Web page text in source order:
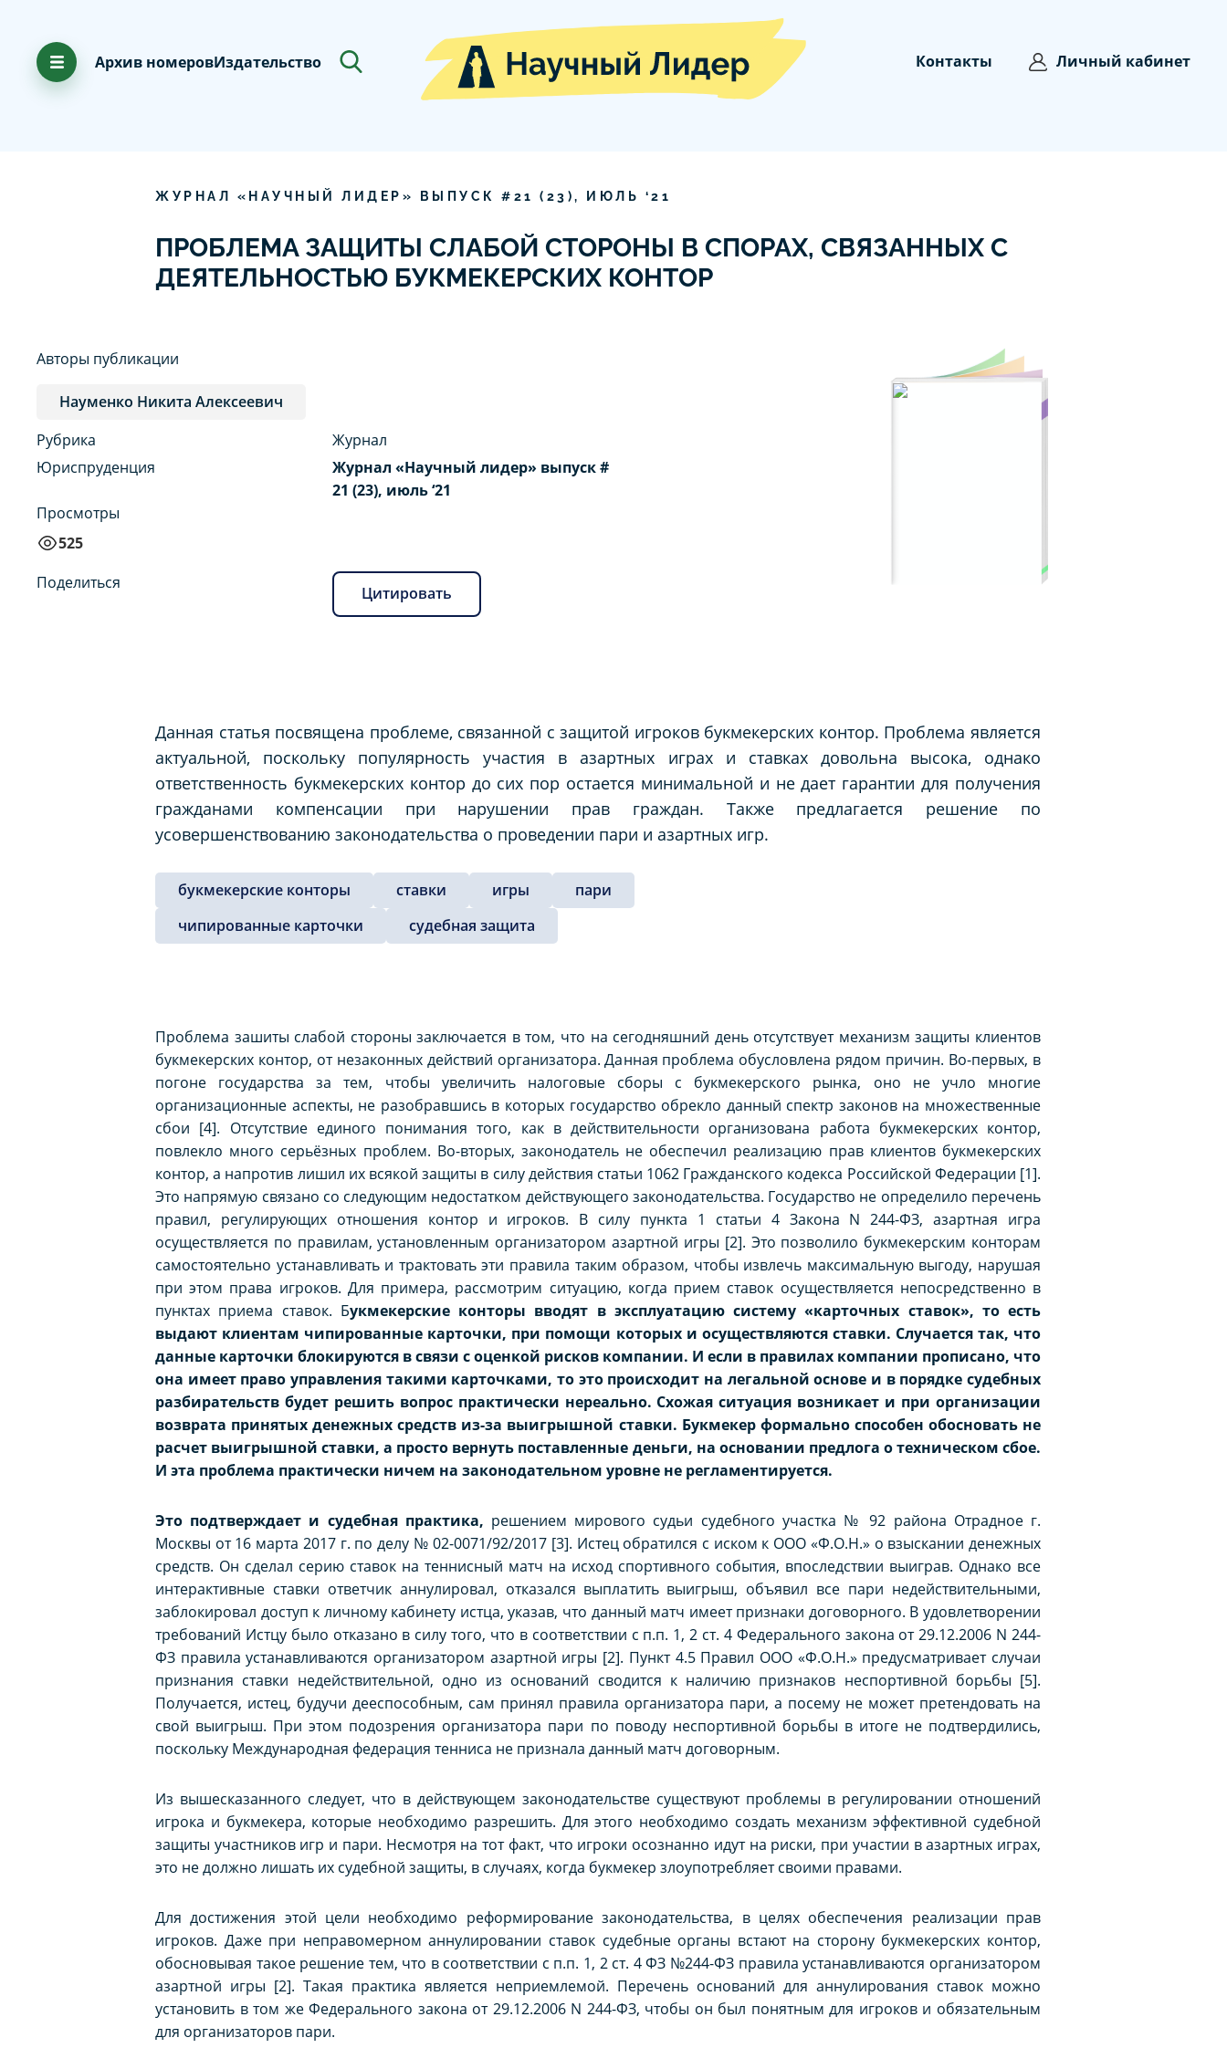
Архив номеровИздательство Контакты Личный кабинет
ЖУРНАЛ «НАУЧНЫЙ ЛИДЕР» ВЫПУСК # 21 ( 23 ), ИЮЛЬ ‘21
ПРОБЛЕМА ЗАЩИТЫ СЛАБОЙ СТОРОНЫ В СПОРАХ, СВЯЗАННЫХ С
ДЕЯТЕЛЬНОСТЬЮ БУКМЕКЕРСКИХ КОНТОР
Авторы публикации
Науменко Никита Алексеевич
Рубрика
Юриспруденция
Просмотры
525
Журнал
Журнал «Научный лидер» выпуск #
21 (23), июль ‘21
Поделиться
Цитировать
Данная статья посвящена проблеме, связанной с защитой игроков букмекерских контор. Проблема является
актуальной, поскольку популярность участия в азартных играх и ставках довольна высока, однако
ответственность букмекерских контор до сих пор остается минимальной и не дает гарантии для получения
гражданами компенсации при нарушении прав граждан. Также предлагается решение по
усовершенствованию законодательства о проведении пари и азартных игр.
букмекерские конторы ставки игры
пари
чипированные карточки
судебная защита
Проблема зашиты слабой стороны заключается в том, что на сегодняшний день отсутствует механизм защиты клиентов
букмекерских контор, от незаконных действий организатора. Данная проблема обусловлена рядом причин. Во-первых, в
погоне государства за тем, чтобы увеличить налоговые сборы с букмекерского рынка, оно не учло многие
организационные аспекты, не разобравшись в которых государство обрекло данный спектр законов на множественные
сбои [4]. Отсутствие единого понимания того, как в действительности организована работа букмекерских контор,
повлекло много серьёзных проблем. Во-вторых, законодатель не обеспечил реализацию прав клиентов букмекерских
контор, а напротив лишил их всякой защиты в силу действия статьи 1062 Гражданского кодекса Российской Федерации [1].
Это напрямую связано со следующим недостатком действующего законодательства. Государство не определило перечень
правил, регулирующих отношения контор и игроков. В силу пункта 1 статьи 4 Закона N 244-ФЗ, азартная игра
осуществляется по правилам, установленным организатором азартной игры [2]. Это позволило букмекерским конторам
самостоятельно устанавливать и трактовать эти правила таким образом, чтобы извлечь максимальную выгоду, нарушая
при этом права игроков. Для примера, рассмотрим ситуацию, когда прием ставок осуществляется непосредственно в
пунктах приема ставок. Букмекерские конторы вводят в эксплуатацию систему «карточных ставок», то есть
выдают клиентам чипированные карточки, при помощи которых и осуществляются ставки. Случается так, что
данные карточки блокируются в связи с оценкой рисков компании. И если в правилах компании прописано, что
она имеет право управления такими карточками, то это происходит на легальной основе и в порядке судебных
разбирательств будет решить вопрос практически нереально. Схожая ситуация возникает и при организации
возврата принятых денежных средств из-за выигрышной ставки. Букмекер формально способен обосновать не
расчет выигрышной ставки, а просто вернуть поставленные деньги, на основании предлога о техническом сбое.
И эта проблема практически ничем на законодательном уровне не регламентируется.
Это подтверждает и судебная практика, решением мирового судьи судебного участка № 92 района Отрадное г.
Москвы от 16 марта 2017 г. по делу № 02-0071/92/2017 [3]. Истец обратился с иском к ООО «Ф.О.Н.» о взыскании денежных
средств. Он сделал серию ставок на теннисный матч на исход спортивного события, впоследствии выиграв. Однако все
интерактивные ставки ответчик аннулировал, отказался выплатить выигрыш, объявил все пари недействительными,
заблокировал доступ к личному кабинету истца, указав, что данный матч имеет признаки договорного. В удовлетворении
требований Истцу было отказано в силу того, что в соответствии с п.п. 1, 2 ст. 4 Федерального закона от 29.12.2006 N 244-
ФЗ правила устанавливаются организатором азартной игры [2]. Пункт 4.5 Правил ООО «Ф.О.Н.» предусматривает случаи
признания ставки недействительной, одно из оснований сводится к наличию признаков неспортивной борьбы [5].
Получается, истец, будучи дееспособным, сам принял правила организатора пари, а посему не может претендовать на
свой выигрыш. При этом подозрения организатора пари по поводу неспортивной борьбы в итоге не подтвердились,
поскольку Международная федерация тенниса не признала данный матч договорным.
Из вышесказанного следует, что в действующем законодательстве существуют проблемы в регулировании отношений
игрока и букмекера, которые необходимо разрешить. Для этого необходимо создать механизм эффективной судебной
защиты участников игр и пари. Несмотря на тот факт, что игроки осознанно идут на риски, при участии в азартных играх,
это не должно лишать их судебной защиты, в случаях, когда букмекер злоупотребляет своими правами.
Для достижения этой цели необходимо реформирование законодательства, в целях обеспечения реализации прав
игроков. Даже при неправомерном аннулировании ставок судебные органы встают на сторону букмекерских контор,
обосновывая такое решение тем, что в соответствии с п.п. 1, 2 ст. 4 ФЗ №244-ФЗ правила устанавливаются организатором
азартной игры [2]. Такая практика является неприемлемой. Перечень оснований для аннулирования ставок можно
установить в том же Федерального закона от 29.12.2006 N 244-ФЗ, чтобы он был понятным для игроков и обязательным
для организаторов пари.